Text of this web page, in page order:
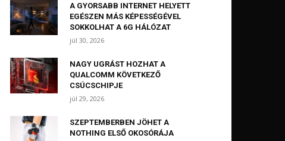
A GYORSABB INTERNET HELYETT
EGÉSZEN MÁS KÉPESSÉGÉVEL
SOKKOLHAT A 6G HÁLÓZAT
júl 30, 2026
NAGY UGRÁST HOZHAT A
QUALCOMM KÖVETKEZŐ
CSÚCSCHIPJE
júl 29, 2026
SZEPTEMBERBEN JÖHET A
NOTHING ELSŐ OKOSÓRÁJA